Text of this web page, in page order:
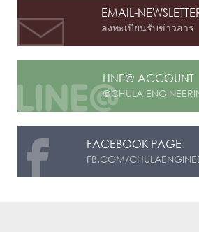
EMAIL-
ลงทะเบียนรับข่าวสาร
LINE@ ACCOUNT
@CHULA
FACEBOOK PAGE
FB.COM/